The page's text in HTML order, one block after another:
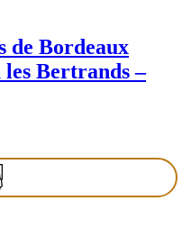
de Bordeaux
Bertrands –